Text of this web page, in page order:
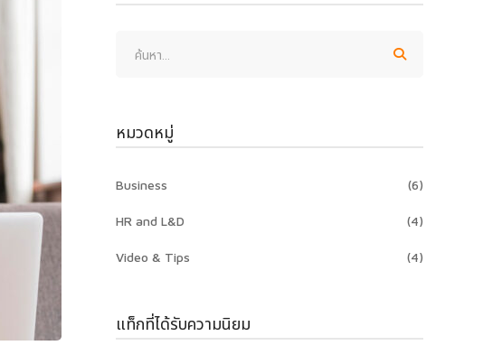
หมวดหมู่
Business (6)
HR and L&D (4)
Video & Tips (4)
แท็กที่ได้รับความนิยม